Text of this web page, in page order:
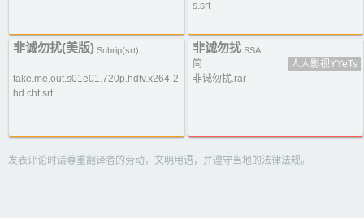
s.srt
非诚勿扰(美版) Subrip(srt)
take.me.out.s01e01.720p.hdtv.x264-2
hd.cht.srt
非诚勿扰 SSA
简
人人影视YYeTs
非诚勿扰.rar
发表评论时请尊重翻译者的劳动，文明用语，并遵守当地的法律法规。